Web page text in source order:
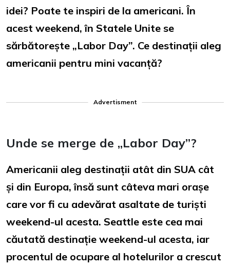
idei? Poate te inspiri de la americani. În
acest weekend, în Statele Unite se
sărbătorește „Labor Day”. Ce destinații aleg
americanii pentru mini vacanță?
Advertisment
Unde se merge de „Labor Day”?
Americanii aleg destinații atât din SUA cât
și din Europa, însă sunt câteva mari orașe
care vor fi cu adevărat asaltate de turiști
weekend-ul acesta. Seattle este cea mai
căutată destinație weekend-ul acesta, iar
procentul de ocupare al hotelurilor a crescut